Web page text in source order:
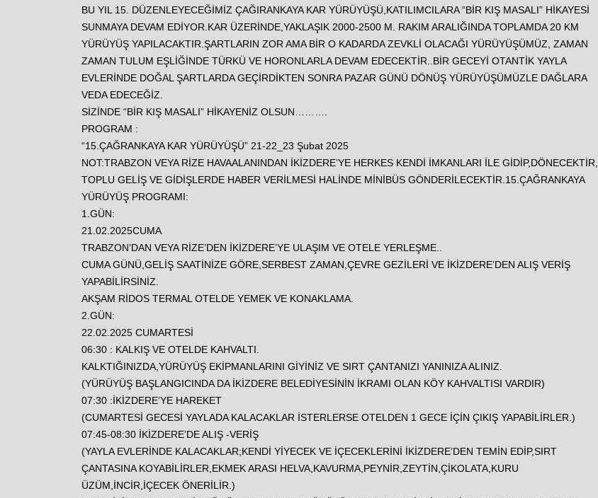
BU YIL 15. DÜZENLEYECEĞİMİZ ÇAĞIRANKAYA KAR YÜRÜYÜŞÜ,KATILIMCILARA “BİR KIŞ MASALI” HİKAYESİ
SUNMAYA DEVAM EDİYOR.KAR ÜZERİNDE,YAKLAŞIK 2000-2500 M. RAKIM ARALIĞINDA TOPLAMDA 20 KM
YÜRÜYÜŞ YAPILACAKTIR.ŞARTLARIN ZOR AMA BİR O KADARDA ZEVKLİ OLACAĞI YÜRÜYÜŞÜMÜZ, ZAMAN
ZAMAN TULUM EŞLİĞİNDE TÜRKÜ VE HORONLARLA DEVAM EDECEKTİR..BİR GECEYİ OTANTİK YAYLA
EVLERİNDE DOĞAL ŞARTLARDA GEÇİRDİKTEN SONRA PAZAR GÜNÜ DÖNÜŞ YÜRÜYÜŞÜMÜZLE DAĞLARA
VEDA EDECEĞİZ.
SİZİNDE “BİR KIŞ MASALI” HİKAYENİZ OLSUN……….
PROGRAM :
“15.ÇAĞRANKAYA KAR YÜRÜYÜŞÜ” 21-22_23 Şubat 2025
NOT:TRABZON VEYA RİZE HAVAALANINDAN İKİZDERE’YE HERKES KENDİ İMKANLARI İLE GİDİP,DÖNECEKTİR,
TOPLU GELİŞ VE GİDİŞLERDE HABER VERİLMESİ HALİNDE MİNİBÜS GÖNDERİLECEKTİR.15.ÇAĞRANKAYA
YÜRÜYÜŞ PROGRAMI:
1.GÜN:
21.02.2025CUMA
TRABZON’DAN VEYA RİZE’DEN İKİZDERE’YE ULAŞIM VE OTELE YERLEŞME..
CUMA GÜNÜ,GELİŞ SAATİNİZE GÖRE,SERBEST ZAMAN,ÇEVRE GEZİLERİ VE İKİZDERE’DEN ALIŞ VERİŞ
YAPABİLİRSİNİZ.
AKŞAM RİDOS TERMAL OTELDE YEMEK VE KONAKLAMA.
2.GÜN:
22.02.2025 CUMARTESİ
06:30 : KALKIŞ VE OTELDE KAHVALTI.
KALKTIĞINIZDA,YÜRÜYÜŞ EKİPMANLARINI GİYİNİZ VE SIRT ÇANTANIZI YANINIZA ALINIZ.
(YÜRÜYÜŞ BAŞLANGICINDA DA İKİZDERE BELEDİYESİNİN İKRAMI OLAN KÖY KAHVALTISI VARDIR)
07:30 :İKİZDERE’YE HAREKET
(CUMARTESİ GECESİ YAYLADA KALACAKLAR İSTERLERSE OTELDEN 1 GECE İÇİN ÇIKIŞ YAPABİLİRLER.)
07:45-08:30 İKİZDERE’DE ALIŞ -VERİŞ
(YAYLA EVLERİNDE KALACAKLAR;KENDİ YİYECEK VE İÇECEKLERİNİ İKİZDERE’DEN TEMİN EDİP,SIRT
ÇANTASINA KOYABİLİRLER,EKMEK ARASI HELVA,KAVURMA,PEYNİR,ZEYTİN,ÇİKOLATA,KURU
ÜZÜM,İNCİR,İÇECEK ÖNERİLİR.)